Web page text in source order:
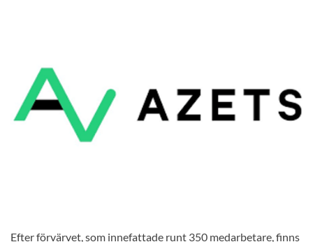
Efter förvärvet, som innefattade runt 350 medarbetare, finns